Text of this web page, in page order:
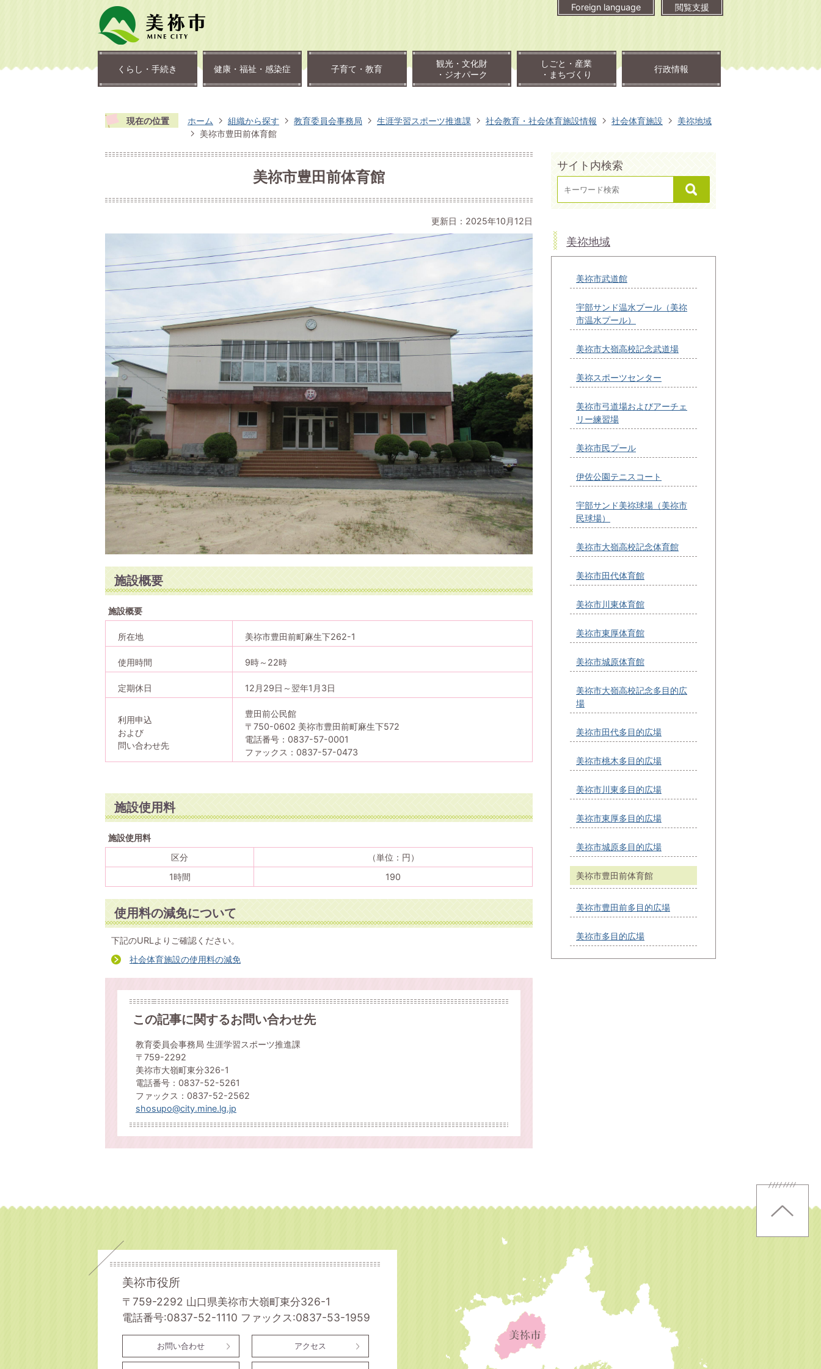
Foreign language 閲覧支援
くらし・手続き 健康・福祉・感染症 子育て・教育
観光・文化財
・ジオパーク
しごと・産業
・まちづくり
行政情報
現在の位置 ホーム 組織から探す 教育委員会事務局 生涯学習スポーツ推進課 社会教育・社会体育施設情報 社会体育施設
美祢地域
美祢市豊田前体育館
美祢市豊田前体育館
更新日：2025年10月12日
施設概要
施設概要
所在地 美祢市豊田前町麻生下262-1
使用時間 9時～22時
定期休日 12月29日～翌年1月3日
利用申込
および
問い合わせ先
豊田前公民館
〒750-0602 美祢市豊田前町麻生下572
電話番号：0837-57-0001
ファックス：0837-57-0473
施設使用料
施設使用料
区分
（単位：円）
1時間
190
使用料の減免について
下記のURLよりご確認ください。
社会体育施設の使用料の減免
この記事に関するお問い合わせ先
教育委員会事務局 生涯学習スポーツ推進課
〒759-2292
美祢市大嶺町東分326-1
電話番号：0837-52-5261
ファックス：0837-52-2562
shosupo@city.mine.lg.jp
サイト内検索
美祢地域
美祢市武道館
宇部サンド温水プール（美祢
市温水プール）
美祢市大嶺高校記念武道場
美祢スポーツセンター
美祢市弓道場およびアーチェ
リー練習場
美祢市民プール
伊佐公園テニスコート
宇部サンド美祢球場（美祢市
民球場）
美祢市大嶺高校記念体育館
美祢市田代体育館
美祢市川東体育館
美祢市東厚体育館
美祢市城原体育館
美祢市大嶺高校記念多目的広
場
美祢市田代多目的広場
美祢市桃木多目的広場
美祢市川東多目的広場
美祢市東厚多目的広場
美祢市城原多目的広場
美祢市豊田前体育館
美祢市豊田前多目的広場
美祢市多目的広場
美祢市役所
〒759-2292 山口県美祢市大嶺町東分326-1
電話番号:0837-52-1110 ファックス:0837-53-1959
お問い合わせ アクセス